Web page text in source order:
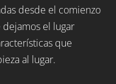
desde el comienzo
dejamos el lugar
que
al lugar.